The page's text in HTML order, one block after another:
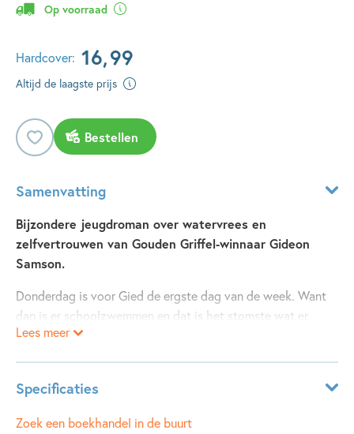
Op voorraad
Hardcover: 16,99
Altijd de laagste prijs
Bestellen
Samenvatting
Bijzondere jeugdroman over watervrees en
zelfvertrouwen van Gouden Griffel-winnaar Gideon
Samson.
Donderdag is voor Gied de ergste dag van de week. Want
dan is er schoolzwemmen en dat is het stomste wat er
bestaat. Duiken. Watertrappelen. Zwemmen <imet kleren
Gelukkig krijgt Gied hulp van de man met de duiven. Als de
schoolzwembus langs het pleintje rijdt, kun je hem zien
Lees meer
Specificaties
Leeftijdsindicatie: 9 - 12 jaar
Zoek een boekhandel in de buurt